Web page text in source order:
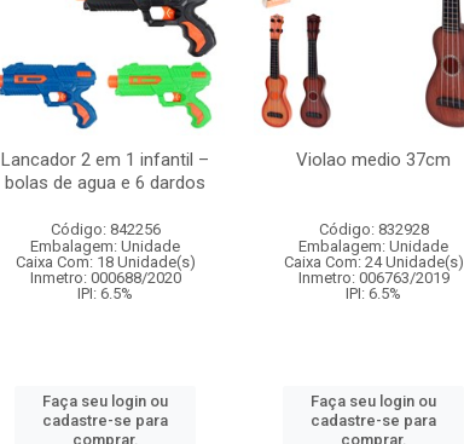
Lancador 2 em 1 infantil –
bolas de agua e 6 dardos
Código: 842256
Embalagem: Unidade
Caixa Com: 18 Unidade(s)
Inmetro: 000688/2020
IPI: 6.5%
Faça seu login ou
cadastre-se para
comprar.
Violao medio 37cm
Código: 832928
Embalagem: Unidade
Caixa Com: 24 Unidade(s)
Inmetro: 006763/2019
IPI: 6.5%
Faça seu login ou
cadastre-se para
comprar.